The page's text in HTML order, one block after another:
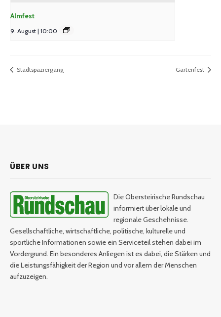
Almfest
9. August | 10:00
Stadtspaziergang Gartenfest
ÜBER UNS
Die Obersteirische Rundschau
informiert über lokale und
regionale Geschehnisse.
Gesellschaftliche, wirtschaftliche, politische, kulturelle und
sportliche Informationen sowie ein Serviceteil stehen dabei im
Vordergrund. Ein besonderes Anliegen ist es dabei, die Stärken und
die Leistungsfähigkeit der Region und vor allem der Menschen
aufzuzeigen.